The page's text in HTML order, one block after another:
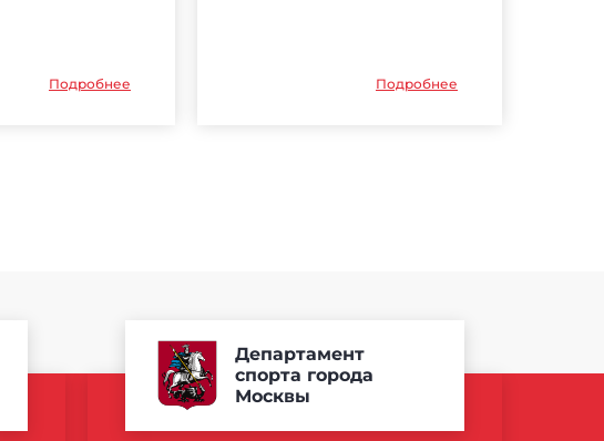
Подробнее Подробнее
Департамент
спорта города
Москвы